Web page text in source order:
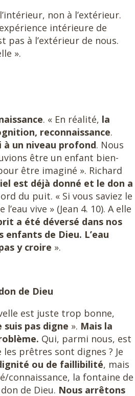
non à l’extérieur.
intérieure de
pas à l’extérieur de nous.
».
. « En réalité, la
reconnaissance.
à un niveau profond. Nous
être un enfant bien-
être imaginé ». Richard
est déjà donné et le don a
du puit. « Si vous saviez le
vive » (Jean 4. 10). A elle
a été déversé dans nos
enfants de Dieu. L’eau
y croire ».
de Dieu
est juste trop bonne,
suis pas digne ». Mais la
Qui, parmi nous, est
les prêtres sont dignes ? Je
ou de faillibilité, mais
connaissance, la fontaine de
de Dieu. Nous arrêtons